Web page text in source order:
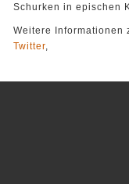
Schurken in epischen
Weitere Informationen
Twitter,